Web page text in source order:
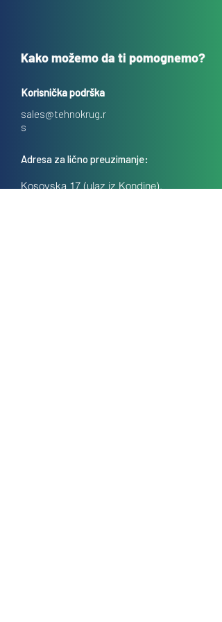
Kako možemo da ti pomognemo?
Korisnička podrška
sales@tehnokrug.r
s
Adresa za lično preuzimanje:
Kosovska 17 (ulaz iz Kondine),